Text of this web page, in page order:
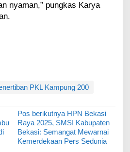
nyaman,” pungkas Karya
PKL Kampung 200
Pos berikutnyaHPN Bekasi
Raya 2025, SMSI Kabupaten
Bekasi: Semangat Mewarnai
Kemerdekaan Pers Sedunia